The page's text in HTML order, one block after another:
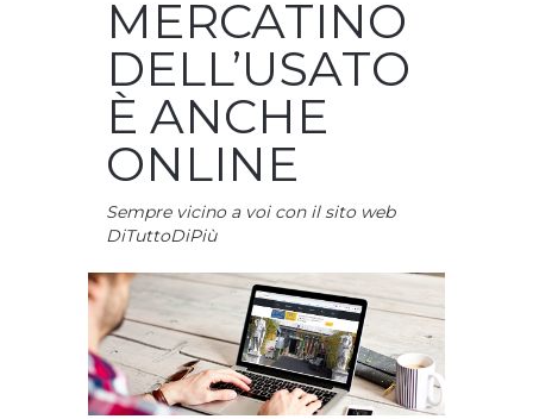
MERCATINO
DELL’USATO
È ANCHE
ONLINE
Sempre vicino a voi con il sito web
DiTuttoDiPiù